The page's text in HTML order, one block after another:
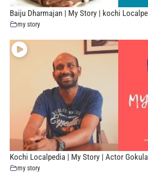
Baiju Dharmajan | My Story | kochi
my story
Kochi Localpedia | My Story | Actor
my story